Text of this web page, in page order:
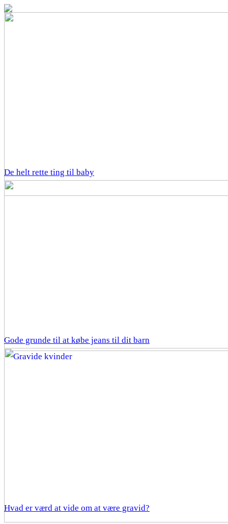
De helt rette ting til baby
Gode grunde til at købe jeans til dit barn
Hvad er værd at vide om at være gravid?